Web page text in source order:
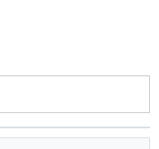
족스러운 삶을 살기 위한
나 출신대학의 사회적 지
족도는 끝 없이 추락하게
의 품위를 스스로 지키려
정을 말합니다..